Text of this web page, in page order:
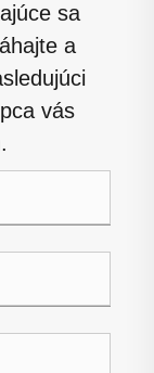
sa
a
vás